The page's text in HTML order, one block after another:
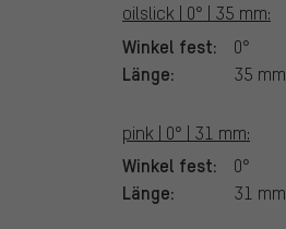
oilslick | 0° | 35 mm:
Winkel fest: 0°
Länge: 35 mm
pink | 0° | 31 mm:
Winkel fest: 0°
Länge: 31 mm